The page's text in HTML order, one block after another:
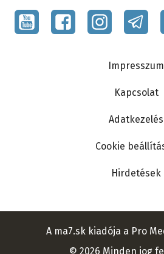
Impresszum
Kapcsolat
Adatkezelés
Cookie
Hirdetések
A ma7.sk kiadója a Pro
© 2026 Minden jog